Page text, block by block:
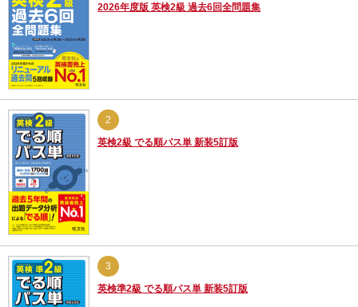
2026年度版 英検2級 過去6回全問題集
2
英検2級 でる順パス単 新装5訂版
3
英検準2級 でる順パス単 新装5訂版